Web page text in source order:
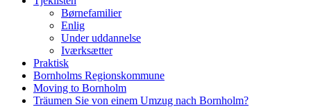
Børnefamilier
Enlig
Under uddannelse
Iværksætter
Praktisk
Bornholms Regionskommune
Moving to Bornholm
Träumen Sie von einem Umzug nach Bornholm?